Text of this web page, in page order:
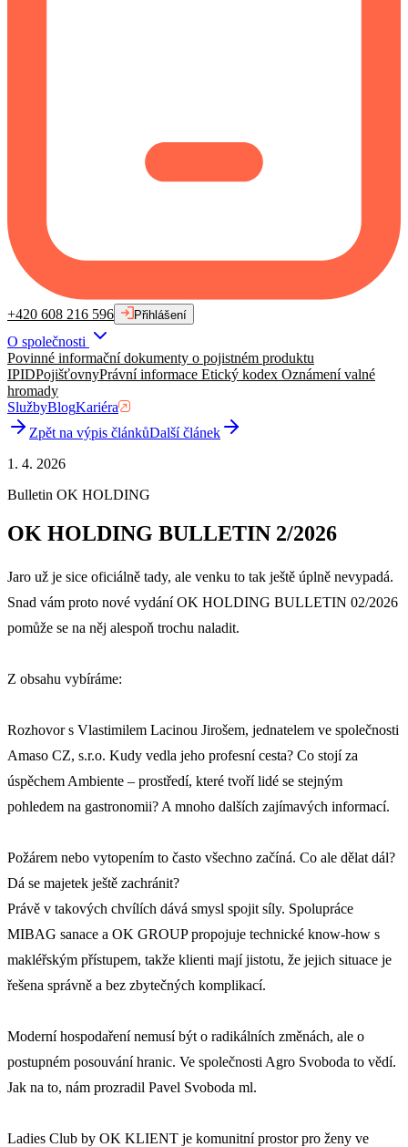
+420 608 216 596 Přihlášení
O společnosti
Povinné informační dokumenty o pojistném produktu
IPIDPojišťovnyPrávní informace Etický kodex Oznámení valné
hromady
SlužbyBlogKariéra
Zpět na výpis článkůDalší článek
1. 4. 2026
Bulletin OK HOLDING
OK HOLDING BULLETIN 2/2026
Jaro už je sice oficiálně tady, ale venku to tak ještě úplně nevypadá.
Snad vám proto nové vydání OK HOLDING BULLETIN 02/2026
pomůže se na něj alespoň trochu naladit.
Z obsahu vybíráme:
Rozhovor s Vlastimilem Lacinou Jirošem, jednatelem ve společnosti
Amaso CZ, s.r.o. Kudy vedla jeho profesní cesta? Co stojí za
úspěchem Ambiente – prostředí, které tvoří lidé se stejným
pohledem na gastronomii? A mnoho dalších zajímavých informací.
Požárem nebo vytopením to často všechno začíná. Co ale dělat dál?
Dá se majetek ještě zachránit?
Právě v takových chvílích dává smysl spojit síly. Spolupráce
MIBAG sanace a OK GROUP propojuje technické know-how s
makléřským přístupem, takže klienti mají jistotu, že jejich situace je
řešena správně a bez zbytečných komplikací.
Moderní hospodaření nemusí být o radikálních změnách, ale o
postupném posouvání hranic. Ve společnosti Agro Svoboda to vědí.
Jak na to, nám prozradil Pavel Svoboda ml.
Ladies Club by OK KLIENT je komunitní prostor pro ženy ve